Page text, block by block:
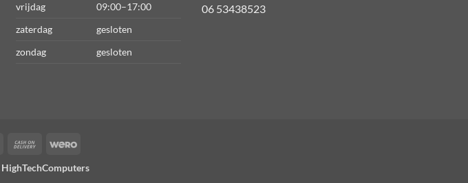
vrijdag
09:00–17:00
zaterdag
gesloten
zondag
gesloten
06 53438523
IDeal
Cash
Delivery
Wero
HighTechComputers